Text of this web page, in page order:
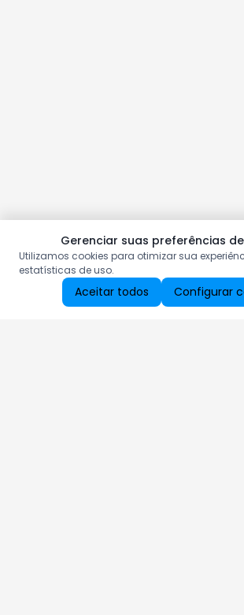
Gerenciar suas preferências
Utilizamos cookies para otimizar sua
estatísticas de uso.
Aceitar todos Configurar